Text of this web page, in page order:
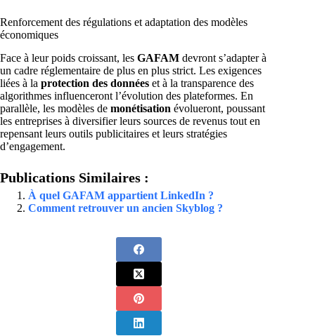
Renforcement des régulations et adaptation des modèles
économiques
Face à leur poids croissant, les GAFAM devront s’adapter à
un cadre réglementaire de plus en plus strict. Les exigences
liées à la protection des données et à la transparence des
algorithmes influenceront l’évolution des plateformes. En
parallèle, les modèles de monétisation évolueront, poussant
les entreprises à diversifier leurs sources de revenus tout en
repensant leurs outils publicitaires et leurs stratégies
d’engagement.
Publications Similaires :
À quel GAFAM appartient LinkedIn ?
Comment retrouver un ancien Skyblog ?